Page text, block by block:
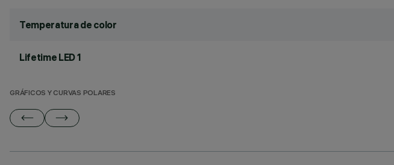
Temperatura de color
Lifetime LED 1
GRÁFICOS Y CURVAS POLARES